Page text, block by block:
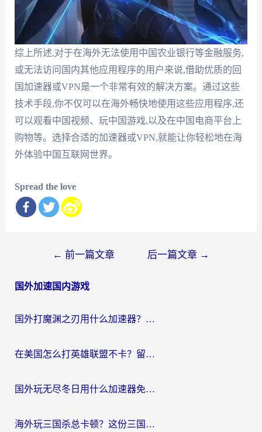
综上所述,对于在海外无法使用中国农业银行等金融服务,
或无法访问国内其他应用程序的用户来说,借助优质的回
国加速器或VPN是一个非常有效的解决方案。通过这些
技术手段,你不仅可以在海外畅快地使用这些应用程序,还
可以观看中国视频、玩中国游戏,以及在中国电商平台上
购物等。选择合适的加速器或VPN,就能让你轻松地在海
外体验中国互联网世界。
Spread the love
导
← 前一篇文章 后一篇文章 →
国外加速国内游戏
国外打魔渊之刃用什么加速器？2026海外玩家国服游戏加速全攻略（附闪耀暖暖&复苏的魔女避坑指南）
在美国怎么打英雄联盟不卡？留学生亲测的国服游戏加速全攻略
国外玩无尽冬日用什么加速器免费？海外党国服游戏加速避坑指南
海外玩三国杀总卡顿？这份三国杀游戏加速器指南帮你告别延迟烦恼